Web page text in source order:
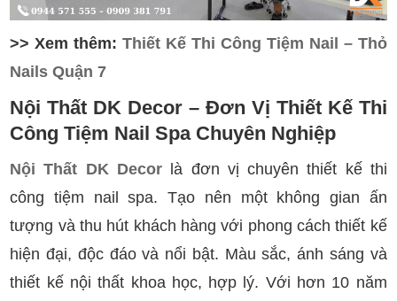
>> Xem thêm:Thiết Kế Thi Công Tiệm Nail – Thỏ
Nails Quận 7
Nội Thất DK Decor – Đơn Vị Thiết Kế Thi
CôngTiệm Nail Spa Chuyên Nghiệp
Nội Thất DK Decorlà đơn vị chuyên thiết kế thi
công tiệm nail spa. Tạo nên một không gian ấn
tượng và thu hút khách hàng với phong cách thiết kế
hiện đại, độc đáo và nổi bật. Màu sắc, ánh sáng và
thiết kế nội thất khoa học, hợp lý. Với hơn 10 năm